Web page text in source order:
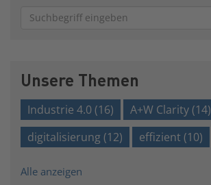
Unsere Themen
Industrie 4.0(16) A+W Clarity(14)
digitalisierung(12) effizient (10)
Alle anzeigen